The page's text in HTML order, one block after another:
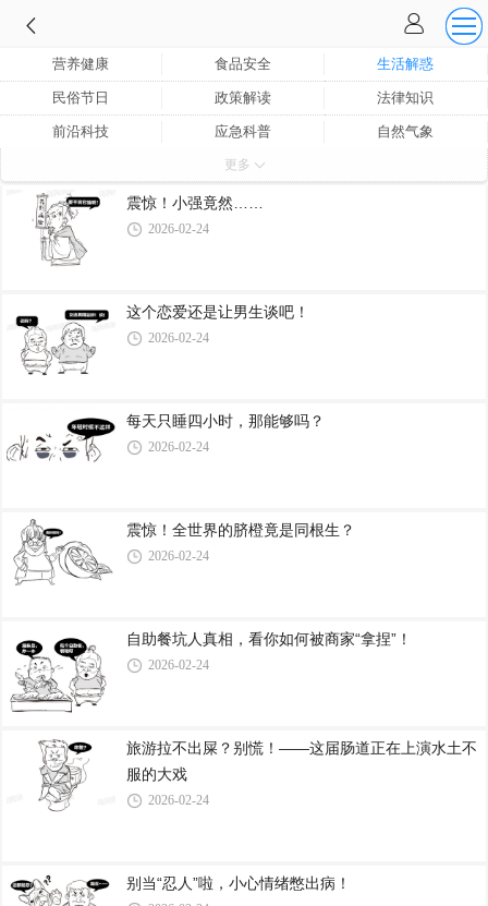
营养健康 食品安全 生活解惑
民俗节日 政策解读 法律知识
前沿科技 应急科普 自然气象
植物百科
其他
更多
震惊！小强竟然……
2026-02-24
这个恋爱还是让男生谈吧！
2026-02-24
每天只睡四小时，那能够吗？
2026-02-24
震惊！全世界的脐橙竟是同根生？
2026-02-24
自助餐坑人真相，看你如何被商家“拿捏”！
2026-02-24
旅游拉不出屎？别慌！——这届肠道正在上演水土不
服的大戏
2026-02-24
别当“忍人”啦，小心情绪憋出病！